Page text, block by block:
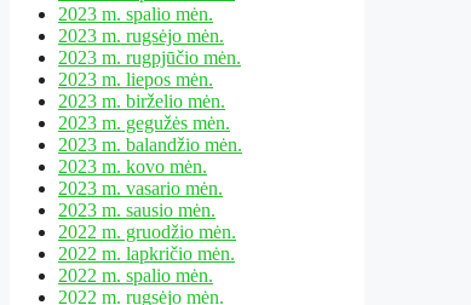
2023 m. spalio mėn.
2023 m. rugsėjo mėn.
2023 m. rugpjūčio mėn.
2023 m. liepos mėn.
2023 m. birželio mėn.
2023 m. gegužės mėn.
2023 m. balandžio mėn.
2023 m. kovo mėn.
2023 m. vasario mėn.
2023 m. sausio mėn.
2022 m. gruodžio mėn.
2022 m. lapkričio mėn.
2022 m. spalio mėn.
2022 m. rugsėjo mėn.